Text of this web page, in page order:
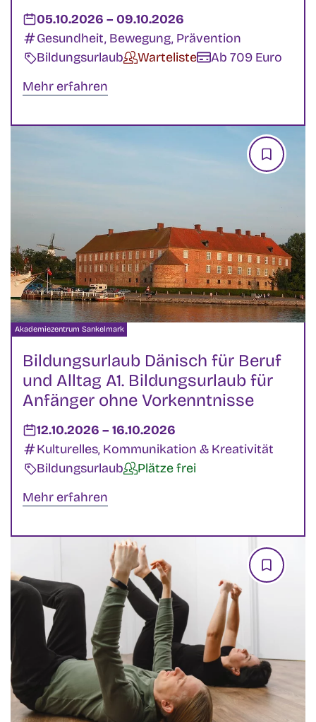
Datum:
05.10.2026 – bis
09.10.2026
Kategorien:
Gesundheit, Bewegung, Prävention
Veranstaltungsart:
BildungsurlaubVerfügbarkeit:
WartelisteKosten:
Ab 709 Euro
Mehr erfahren
Bildungsurlaub Dänisch für Beruf
und Alltag A1. Bildungsurlaub für
Anfänger ohne Vorkenntnisse
Veranstalter:
Akademiezentrum Sankelmark
Datum:
12.10.2026 – bis
16.10.2026
Kategorien:
Kulturelles, Kommunikation & Kreativität
Veranstaltungsart:
BildungsurlaubVerfügbarkeit:
Plätze frei
Mehr erfahren